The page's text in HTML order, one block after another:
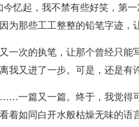
今忆起，我不禁有些好笑，第
为那些工工整整的铅笔字迹，
一次的执笔，让那个曾经只
我又进了一步。可是，还是有
一篇又一篇。终于，我觉得
着如同白开水般枯燥无味的语